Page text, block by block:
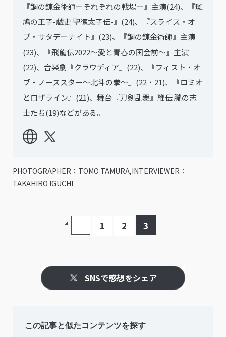
『鋼の錬金術師ーそれぞれの戦場ー』主演(24)、『斑
鳩の王子-戯史 聖徳太子伝-』(24)、『スライス・オ
ブ・サタデーナイト』(23)、『鋼の錬金術師』主演
(23)、『飛龍伝2022～愛と青春の国会前～』主演
(22)、音楽劇『クラウディア』(22)、『フィスト・オ
ブ・ノーススター～北斗の拳～』(22・21)、『ロミオ
とロザライン』(21)、舞台『刀剣乱舞』維伝 朧の志
士たち(19)などがある。
PHOTOGRAPHER：TOMO TAMURA,INTERVIEWER：
TAKAHIRO IGUCHI
1 2 3
SNSで感想をシェア
この記事と似たコンテンツを探す